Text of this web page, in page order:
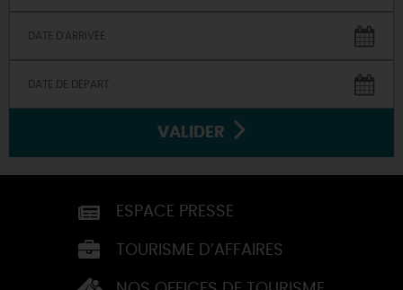
VALIDER
ESPACE PRESSE
TOURISME D’AFFAIRES